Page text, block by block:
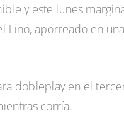
y este lunes
Lino, aporreado en
dobleplay en el
corría.